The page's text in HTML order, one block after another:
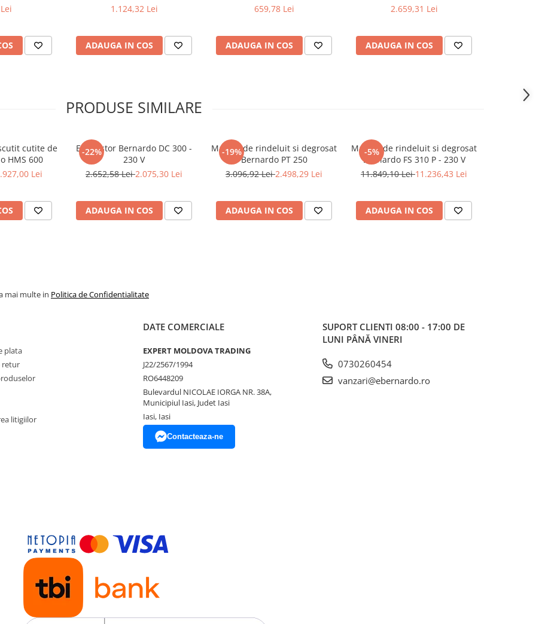
102
1.124,32 Lei
ADAUGA IN COS
659,78 Lei
ADAUGA IN COS
2.659,31 Lei
ADAUGA IN COS
PRODUSE SIMILARE
cutite de
HMS 600
Lei
-22%
Exhaustor Bernardo DC 300 -
230 V
2.652,58 Lei2.075,30 Lei
ADAUGA IN COS
-19%
Masina de rindeluit si degrosat
Bernardo PT 250
3.096,92 Lei2.498,29 Lei
ADAUGA IN COS
-5%
Masina de rindeluit si degrosat
Bernardo FS 310 P - 230 V
11.849,10 Lei11.236,43 Lei
ADAUGA IN COS
mai multe in Politica de Confidentialitate
plata
retur
litigiilor
DATE COMERCIALE
EXPERT MOLDOVA TRADING
J22/2567/1994
RO6448209
Bulevardul NICOLAE IORGA NR. 38A,
Municipiul Iasi, Judet Iasi
Iasi, Iasi
Contacteaza-ne
SUPORT CLIENTI 08:00 - 17:00 DE
LUNI PÂNĂ VINERI
0730260454
vanzari@ebernardo.ro